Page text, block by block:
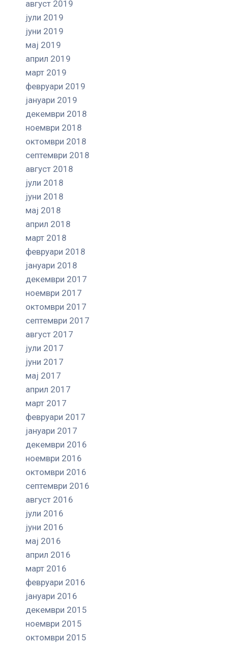
август 2019
јули 2019
јуни 2019
мај 2019
април 2019
март 2019
февруари 2019
јануари 2019
декември 2018
ноември 2018
октомври 2018
септември 2018
август 2018
јули 2018
јуни 2018
мај 2018
април 2018
март 2018
февруари 2018
јануари 2018
декември 2017
ноември 2017
октомври 2017
септември 2017
август 2017
јули 2017
јуни 2017
мај 2017
април 2017
март 2017
февруари 2017
јануари 2017
декември 2016
ноември 2016
октомври 2016
септември 2016
август 2016
јули 2016
јуни 2016
мај 2016
април 2016
март 2016
февруари 2016
јануари 2016
декември 2015
ноември 2015
октомври 2015